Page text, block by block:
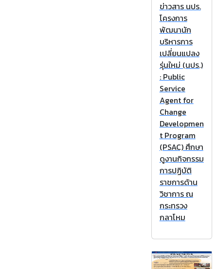
ข่าวสาร นปร.
โครงการ
พัฒนานัก
บริหารการ
เปลี่ยนแปลง
รุ่นใหม่ (นปร.)
: Public
Service
Agent for
Change
Developmen
t Program
(PSAC) ศึกษา
ดูงานกิจกรรม
การปฏิบัติ
ราชการด้าน
วิชาการ ณ
กระทรวง
กลาโหม